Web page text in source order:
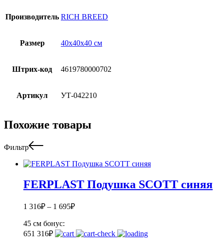
Производитель RICH BREED
Размер 40х40х40 см
Штрих-код 4619780000702
Артикул УТ-042210
Похожие товары
Фильтр
FERPLAST Подушка SCOTT синяя
1 316₽ – 1 695₽
45 см бонус:
651 316₽